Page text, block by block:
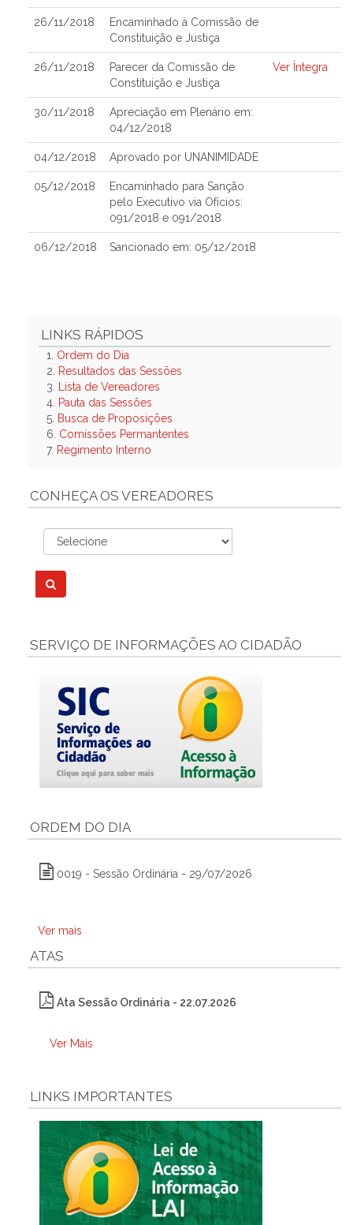
26/11/2018
Encaminhado à Comissão de
Constituição e Justiça
26/11/2018
Parecer da Comissão de
Constituição e Justiça
Ver Íntegra
30/11/2018
Apreciação em Plenário em:
04/12/2018
04/12/2018 Aprovado por UNANIMIDADE
05/12/2018
Encaminhado para Sanção
pelo Executivo via Ofícios:
091/2018 e 091/2018
06/12/2018 Sancionado em: 05/12/2018
LINKS RÁPIDOS
1. Ordem do Dia
2.
Resultados das Sessões
3.
Lista de Vereadores
4. Pauta das Sessões
5. Busca de Proposições
6. Comissões Permantentes
7. Regimento Interno
CONHEÇA OS VEREADORES
SERVIÇO DE INFORMAÇÕES AO CIDADÃO
ORDEM DO DIA
0019 - Sessão Ordinária - 29/07/2026
Ver mais
ATAS
Ata Sessão Ordinária - 22.07.2026
Ver Mais
LINKS IMPORTANTES